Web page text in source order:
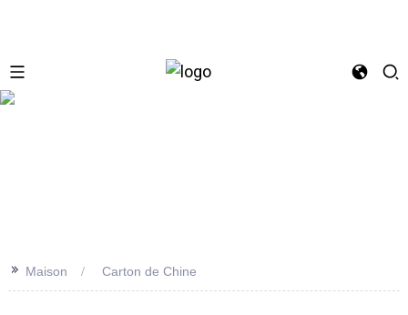
>> Maison Carton de Chine